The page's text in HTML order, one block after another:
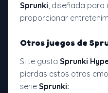
Sprunki, diseñada para
proporcionar
Otros juegos de
Si te gusta Sprunki
pierdas estos otros
serie Sprunki: